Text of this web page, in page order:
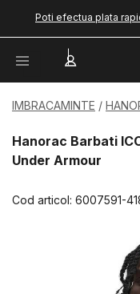
Poti efectua plata
IMBRACAMINTE
Hanorac Barbati
Under Armour
Cod articol: 6007591-